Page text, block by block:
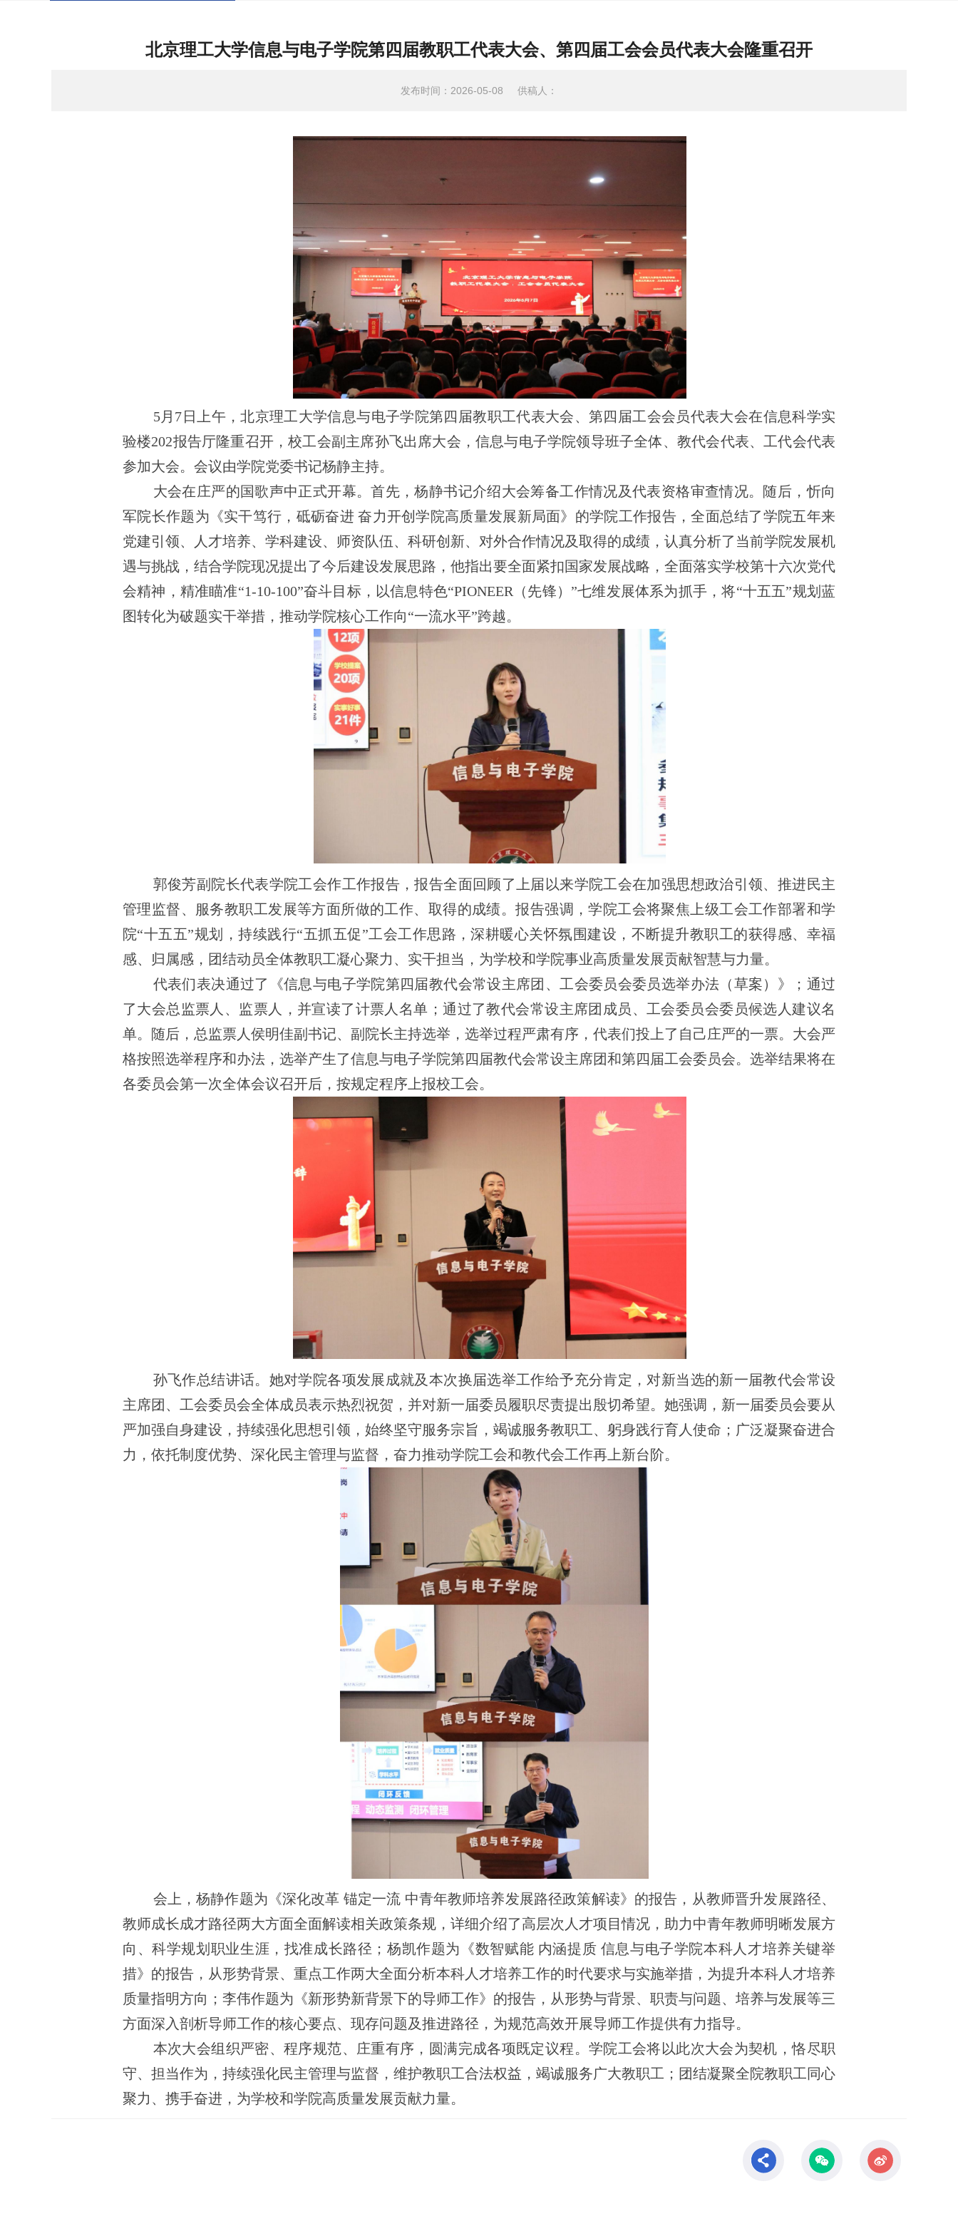
北京理工大学信息与电子学院第四届教职工代表大会、第四届工会会员代表大会隆重召开
发布时间：2026-05-08 供稿人：
5月7日上午，北京理工大学信息与电子学院第四届教职工代表大会、第四届工会会员代表大会在信息科学实
验楼202报告厅隆重召开，校工会副主席孙飞出席大会，信息与电子学院领导班子全体、教代会代表、工代会代表
参加大会。会议由学院党委书记杨静主持。
大会在庄严的国歌声中正式开幕。首先，杨静书记介绍大会筹备工作情况及代表资格审查情况。随后，忻向
军院长作题为《实干笃行，砥砺奋进 奋力开创学院高质量发展新局面》的学院工作报告，全面总结了学院五年来
党建引领、人才培养、学科建设、师资队伍、科研创新、对外合作情况及取得的成绩，认真分析了当前学院发展机
遇与挑战，结合学院现况提出了今后建设发展思路，他指出要全面紧扣国家发展战略，全面落实学校第十六次党代
会精神，精准瞄准“1-10-100”奋斗目标，以信息特色“PIONEER（先锋）”七维发展体系为抓手，将“十五五”规划蓝
图转化为破题实干举措，推动学院核心工作向“一流水平”跨越。
郭俊芳副院长代表学院工会作工作报告，报告全面回顾了上届以来学院工会在加强思想政治引领、推进民主
管理监督、服务教职工发展等方面所做的工作、取得的成绩。报告强调，学院工会将聚焦上级工会工作部署和学
院“十五五”规划，持续践行“五抓五促”工会工作思路，深耕暖心关怀氛围建设，不断提升教职工的获得感、幸福
感、归属感，团结动员全体教职工凝心聚力、实干担当，为学校和学院事业高质量发展贡献智慧与力量。
代表们表决通过了《信息与电子学院第四届教代会常设主席团、工会委员会委员选举办法（草案）》；通过
了大会总监票人、监票人，并宣读了计票人名单；通过了教代会常设主席团成员、工会委员会委员候选人建议名
单。随后，总监票人侯明佳副书记、副院长主持选举，选举过程严肃有序，代表们投上了自己庄严的一票。大会严
格按照选举程序和办法，选举产生了信息与电子学院第四届教代会常设主席团和第四届工会委员会。选举结果将在
各委员会第一次全体会议召开后，按规定程序上报校工会。
孙飞作总结讲话。她对学院各项发展成就及本次换届选举工作给予充分肯定，对新当选的新一届教代会常设
主席团、工会委员会全体成员表示热烈祝贺，并对新一届委员履职尽责提出殷切希望。她强调，新一届委员会要从
严加强自身建设，持续强化思想引领，始终坚守服务宗旨，竭诚服务教职工、躬身践行育人使命；广泛凝聚奋进合
力，依托制度优势、深化民主管理与监督，奋力推动学院工会和教代会工作再上新台阶。
会上，杨静作题为《深化改革 锚定一流 中青年教师培养发展路径政策解读》的报告，从教师晋升发展路径、
教师成长成才路径两大方面全面解读相关政策条规，详细介绍了高层次人才项目情况，助力中青年教师明晰发展方
向、科学规划职业生涯，找准成长路径；杨凯作题为《数智赋能 内涵提质 信息与电子学院本科人才培养关键举
措》的报告，从形势背景、重点工作两大全面分析本科人才培养工作的时代要求与实施举措，为提升本科人才培养
质量指明方向；李伟作题为《新形势新背景下的导师工作》的报告，从形势与背景、职责与问题、培养与发展等三
方面深入剖析导师工作的核心要点、现存问题及推进路径，为规范高效开展导师工作提供有力指导。
本次大会组织严密、程序规范、庄重有序，圆满完成各项既定议程。学院工会将以此次大会为契机，恪尽职
守、担当作为，持续强化民主管理与监督，维护教职工合法权益，竭诚服务广大教职工；团结凝聚全院教职工同心
聚力、携手奋进，为学校和学院高质量发展贡献力量。